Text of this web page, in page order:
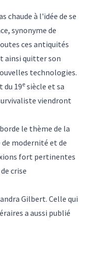
chaude à l'idée de se
synonyme de
ces antiquités
ainsi quitter son
technologies.
du 19e siècle et sa
viendront
le thème de la
modernité et de
fort pertinentes
crise
Gilbert. Celle qui
a aussi publié